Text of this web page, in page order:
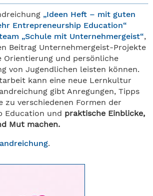
„Ideen Heft – mit guten
Entrepreneurship Education“
„Schule mit Unternehmergeist“,
Beitrag Unternehmergeist-Projekte
und persönliche
von Jugendlichen leisten können.
kann eine neue Lernkultur
gibt Anregungen, Tipps
zu verschiedenen Formen der
Education und praktische Einblicke,
Mut machen.
.